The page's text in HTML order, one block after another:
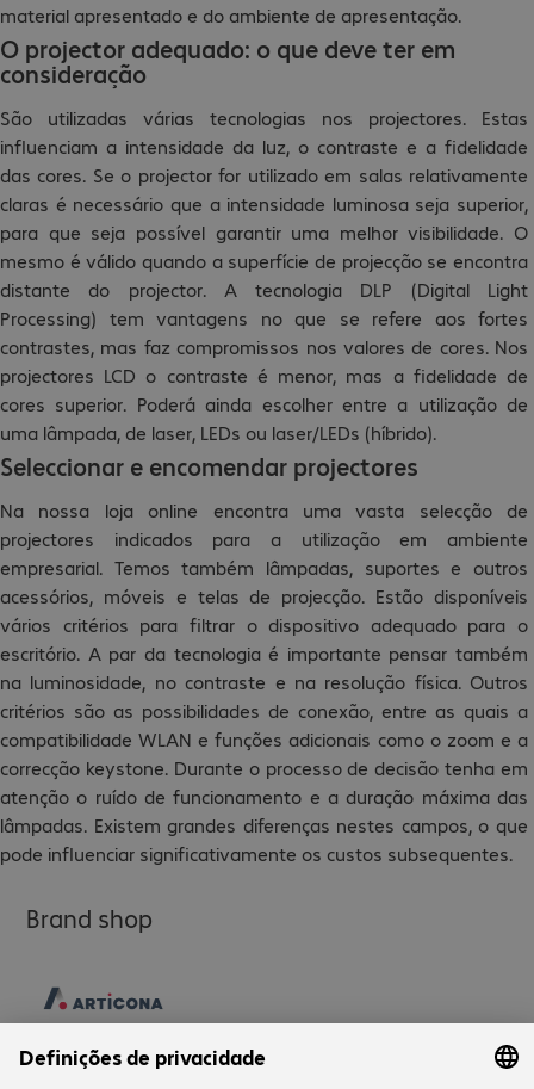
material apresentado e do ambiente de apresentação.
O projector adequado: o que deve ter em
consideração
São utilizadas várias tecnologias nos projectores. Estas
influenciam a intensidade da luz, o contraste e a fidelidade
das cores. Se o projector for utilizado em salas relativamente
claras é necessário que a intensidade luminosa seja superior,
para que seja possível garantir uma melhor visibilidade. O
mesmo é válido quando a superfície de projecção se encontra
distante do projector. A tecnologia DLP (Digital Light
Processing) tem vantagens no que se refere aos fortes
contrastes, mas faz compromissos nos valores de cores. Nos
projectores LCD o contraste é menor, mas a fidelidade de
cores superior. Poderá ainda escolher entre a utilização de
uma lâmpada, de laser, LEDs ou laser/LEDs (híbrido).
Seleccionar e encomendar projectores
Na nossa loja online encontra uma vasta selecção de
projectores indicados para a utilização em ambiente
empresarial. Temos também lâmpadas, suportes e outros
acessórios, móveis e telas de projecção. Estão disponíveis
vários critérios para filtrar o dispositivo adequado para o
escritório. A par da tecnologia é importante pensar também
na luminosidade, no contraste e na resolução física. Outros
critérios são as possibilidades de conexão, entre as quais a
compatibilidade WLAN e funções adicionais como o zoom e a
correcção keystone. Durante o processo de decisão tenha em
atenção o ruído de funcionamento e a duração máxima das
lâmpadas. Existem grandes diferenças nestes campos, o que
pode influenciar significativamente os custos subsequentes.
Brand shop